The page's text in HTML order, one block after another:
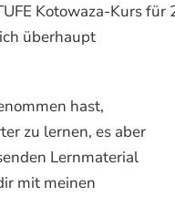
Kotowaza-Kurs für
überhaupt
hast,
zu lernen, es aber
Lernmaterial
mit meinen